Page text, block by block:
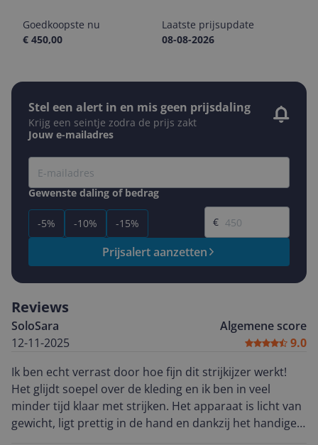
Goedkoopste nu
€ 450,00
Laatste prijsupdate
08-08-2026
Stel een alert in en mis geen prijsdaling
Krijg een seintje zodra de prijs zakt
Jouw e-mailadres
Gewenste daling of bedrag
-5% -10% -15%
Gewenste prijs
€
Prijsalert aanzetten
Reviews
SoloSara
12-11-2025
Algemene score
9.0
Ik ben echt verrast door hoe fijn dit strijkijzer werkt!
Het glijdt soepel over de kleding en ik ben in veel
minder tijd klaar met strijken. Het apparaat is licht van
gewicht, ligt prettig in de hand en dankzij het handige